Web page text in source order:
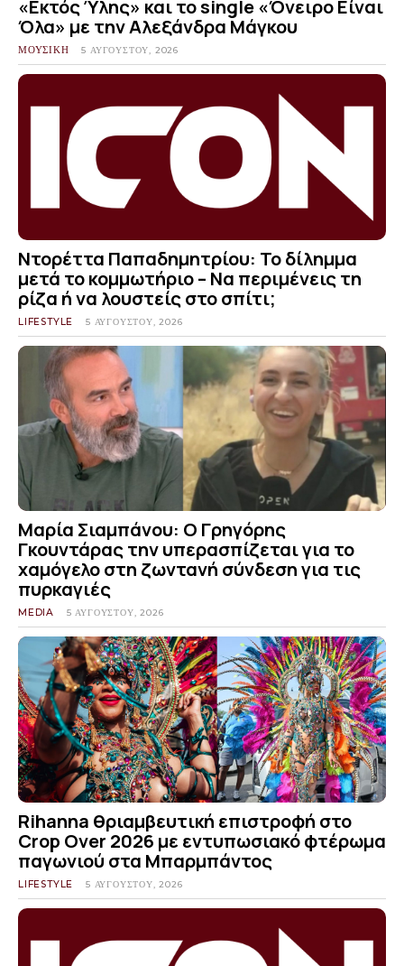
«Εκτός Ύλης» και το single «Όνειρο Είναι
Όλα» με την Αλεξάνδρα Μάγκου
ΜΟΥΣΙΚΗ 5 ΑΥΓΟΎΣΤΟΥ, 2026
Ντορέττα Παπαδημητρίου: Το δίλημμα
μετά το κομμωτήριο – Να περιμένεις τη
ρίζα ή να λουστείς στο σπίτι;
LIFESTYLE 5 ΑΥΓΟΎΣΤΟΥ, 2026
Μαρία Σιαμπάνου: Ο Γρηγόρης
Γκουντάρας την υπερασπίζεται για το
χαμόγελο στη ζωντανή σύνδεση για τις
πυρκαγιές
MEDIA 5 ΑΥΓΟΎΣΤΟΥ, 2026
Rihanna θριαμβευτική επιστροφή στο
Crop Over 2026 με εντυπωσιακό φτέρωμα
παγωνιού στα Μπαρμπάντος
LIFESTYLE 5 ΑΥΓΟΎΣΤΟΥ, 2026